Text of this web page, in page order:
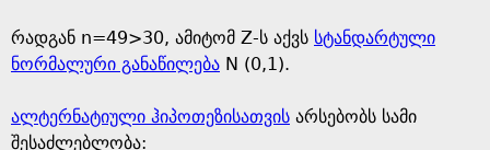
რადგან n=49>30, ამიტომ Z-ს აქვს სტანდარტული
ნორმალური განაწილება N (0,1).
ალტერნატიული ჰიპოთეზისათვის არსებობს სამი
შესაძლებლობა: